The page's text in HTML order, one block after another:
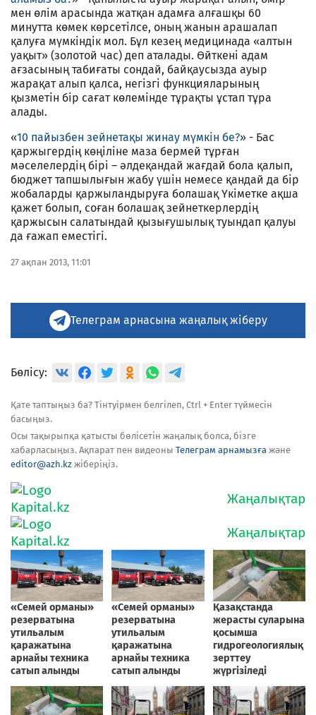
мен өлім арасында жатқан адамға алғашқы 60
минутта көмек көрсетілсе, оның жанын арашалап
қалуға мүмкіндік мол. Бұл кезең медицинада «алтын
уақыт» (золотой час) деп аталады. Өйткені адам
ағзасының табиғаты сондай, байқаусызда ауыр
жарақат алып қалса, негізгі функцияларының
қызметін бір сағат көлемінде тұрақты ұстап тұра
алады.
«10 пайызбен зейнетақы жинау мүмкін бе?» - Бас
қаржыгердің көңіліне маза бермей тұрған
мәселелердің бірі – әлдеқандай жағдай бола қалып,
бюджет тапшылығын жабу үшін немесе қандай да бір
жобаларды қаржыландыруға болашақ Үкіметке ақша
қажет болып, соған болашақ зей­неткерлердің
қаржысын салатындай қы­зығушылық туындап қалуы
да ғажап емес­тігі.
27 ақпан 2013, 11:01
Телеграм арнасына жаңалық жіберу
Бөлісу:
Қате таптыңыз ба? Тінтуірмен белгілеп, Ctrl + Enter түймесін
басыңыз.
Осы тақырыпқа қатысты бөлісетін жаңалық болса, бізге
хабарласыңыз. Ақпарат пен видеоны Телеграм арнамызға және
editor@azh.kz жіберіңіз.